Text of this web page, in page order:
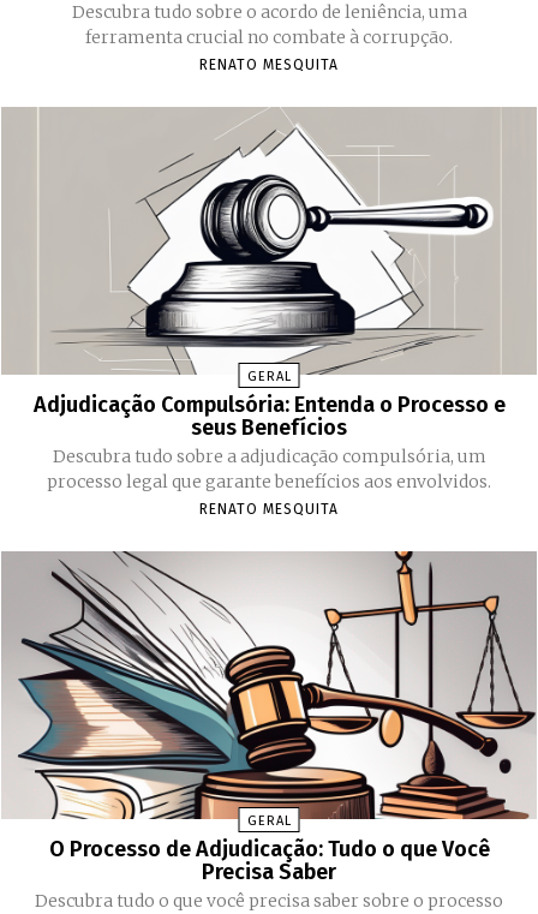
Descubra tudo sobre o acordo de leniência, uma
ferramenta crucial no combate à corrupção.
RENATO MESQUITA
GERAL
Adjudicação Compulsória: Entenda o Processo e
seus Benefícios
Descubra tudo sobre a adjudicação compulsória, um
processo legal que garante benefícios aos envolvidos.
RENATO MESQUITA
GERAL
O Processo de Adjudicação: Tudo o que Você
Precisa Saber
Descubra tudo o que você precisa saber sobre o processo